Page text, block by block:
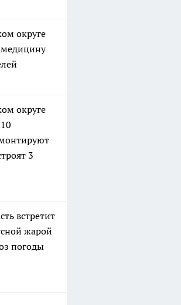
округе
округе
3
встретит
жарой
погоды